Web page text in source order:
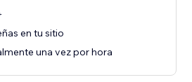
en tu sitio
una vez por hora